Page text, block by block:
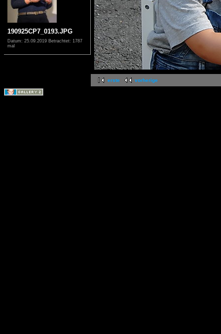
190925CP7_0193.JPG
Datum: 25.09.2019 Betrachtet: 1787
mal
erste vorherige